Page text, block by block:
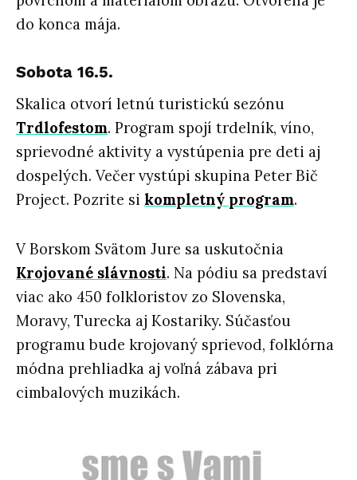
do konca mája.
Sobota 16.5.
Skalica otvorí letnú turistickú sezónu
Trdlofestom. Program spojí trdelník, víno,
sprievodné aktivity a vystúpenia pre deti aj
dospelých. Večer vystúpi skupina Peter Bič
Project. Pozrite si kompletný program.
V Borskom Svätom Jure sa uskutočnia
Krojované slávnosti. Na pódiu sa predstaví
viac ako 450 folkloristov zo Slovenska,
Moravy, Turecka aj Kostariky. Súčasťou
programu bude krojovaný sprievod, folklórna
módna prehliadka aj voľná zábava pri
cimbalových muzikách.